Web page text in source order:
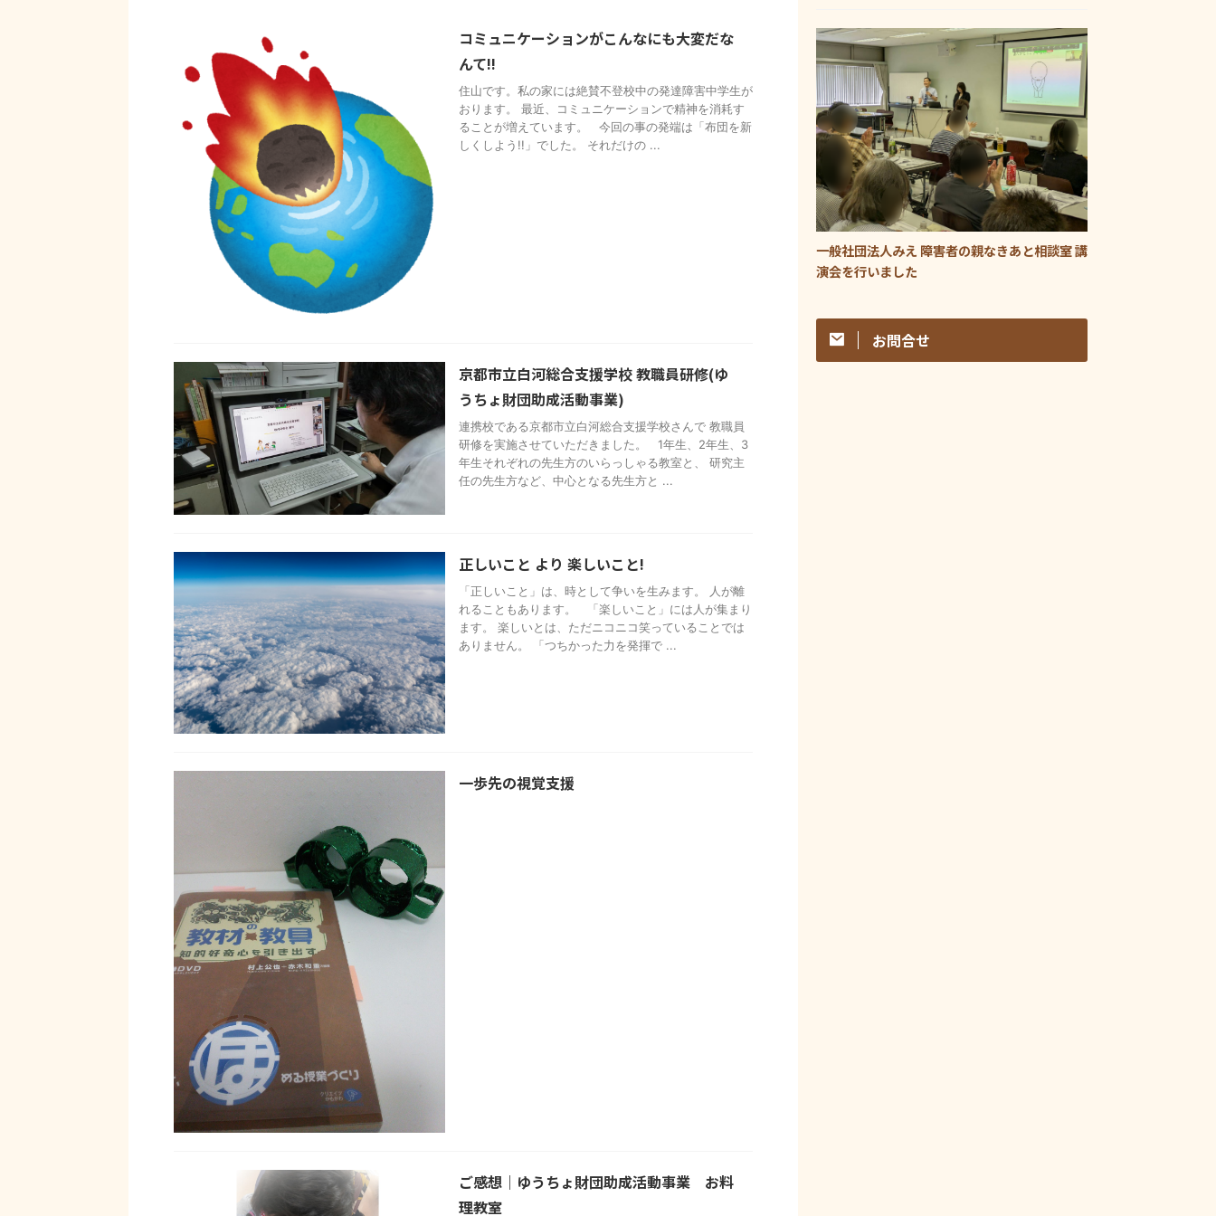
コミュニケーションがこんなにも大変だな
んて!!
住山です。私の家には絶賛不登校中の発達障害中学生が
おります。 最近、コミュニケーションで精神を消耗す
ることが増えています。 今回の事の発端は「布団を新
しくしよう!!」でした。 それだけの ...
京都市立白河総合支援学校 教職員研修(ゆ
うちょ財団助成活動事業)
連携校である京都市立白河総合支援学校さんで 教職員
研修を実施させていただきました。 1年生、2年生、3
年生それぞれの先生方のいらっしゃる教室と、 研究主
任の先生方など、中心となる先生方と ...
正しいこと より 楽しいこと!
「正しいこと」は、時として争いを生みます。 人が離
れることもあります。 「楽しいこと」には人が集まり
ます。 楽しいとは、ただニコニコ笑っていることでは
ありません。 「つちかった力を発揮で ...
一歩先の視覚支援
ご感想｜ゆうちょ財団助成活動事業 お料
理教室
一般社団法人みえ 障害者の親なきあと相談室 講
演会を行いました
お問合せ